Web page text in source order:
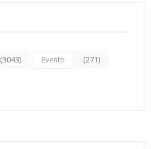
(3043) Evento (271)